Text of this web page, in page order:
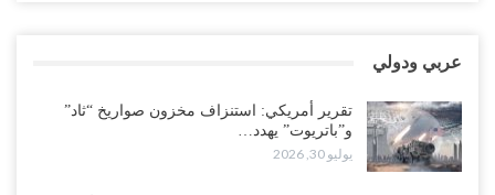
أغسطس 2, 2026
“تعز“| غضب شعبي يشلّ الخط الساحلي المخا- عدن.. هل بدأت المناطق
الاستراتيجية بالانفجار من الداخل..!
أغسطس 2, 2026
عربي ودولي
تقرير أمريكي: استنزاف مخزون صواريخ “ثاد”
و”باتريوت” يهدد…
يوليو 30, 2026